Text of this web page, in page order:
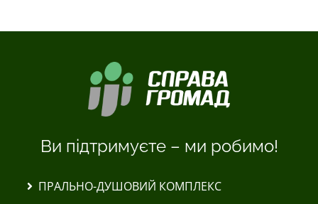
Ви підтримуєте – ми робимо!
ПРАЛЬНО-ДУШОВИЙ КОМПЛЕКС